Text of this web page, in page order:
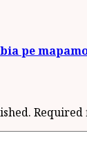
pe
Required